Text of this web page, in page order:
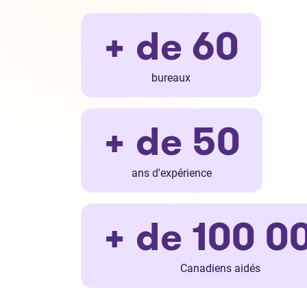
+ de 60
bureaux
+ de 50
ans d'expérience
+ de 100
Canadiens aidés